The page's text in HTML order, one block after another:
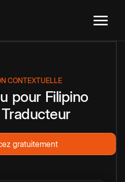
CONTEXTUELLE
pour Filipino
Traducteur
gratuitement